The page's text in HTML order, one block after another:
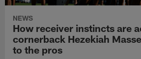
NEWS
How receiver instincts are
cornerback Hezekiah
to the pros